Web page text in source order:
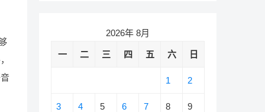
2026年 8月
一 二 三 四 五 六 日
1 2
3 4 5 6 7 8 9